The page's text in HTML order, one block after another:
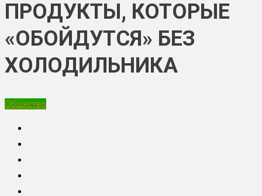
ПРОДУКТЫ, КОТОРЫЕ
«ОБОЙДУТСЯ» БЕЗ
ХОЛОДИЛЬНИКА
Общество